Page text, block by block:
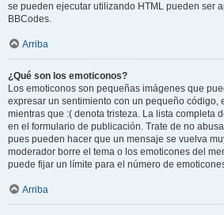
se pueden ejecutar utilizando HTML pueden ser
BBCodes.
Arriba
¿Qué son los emoticonos?
Los emoticonos son pequeñas imágenes que
expresar un sentimiento con un pequeño código,
mientras que :( denota tristeza. La lista completa
en el formulario de publicación. Trate de no
pues pueden hacer que un mensaje se vuelva
moderador borre el tema o los emoticones del
puede fijar un límite para el número de
Arriba